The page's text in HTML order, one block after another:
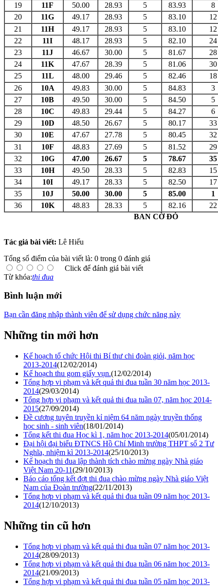
19
11F 50.00 28.93 5 83.93
8
20
11G 49.17 28.93 5 83.10
12
21
11H 49.17 28.93 5 83.10
12
22
11I 48.17 28.93 5 82.10
24
23
11J 46.67 30.00 5 81.67
28
24
11K 47.67 28.39 5 81.06
30
25
11L 48.00 29.46 5 82.46
18
26
10A 49.83 30.00 5 84.83
3
27
10B 49.50 30.00 5 84.50
5
28
10C 49.83 29.44 5 84.27
6
29
10D 48.50 26.67 5 80.17
33
30
10E 47.67 27.78 5 80.45
32
31
10F 48.83 27.69 5 81.52
29
32
10G 47.00 26.67 5 78.67
35
33
10H 49.50 28.33 5 82.83
15
34
10I 49.17 28.33 5 82.50
17
35
10J 50.00 30.00 5 85.00
1
36
10K 48.83 28.33 5 82.16
22
BAN CỜ ĐỎ
Tác giả bài viết: Lê Hiếu
Tổng số điểm của bài viết là: 0 trong 0 đánh giá
Click để đánh giá bài viết
Từ khóa:thi đua
Bình luận mới
Bạn cần đăng nhập thành viên để sử dụng chức năng này
Những tin mới hơn
Kế hoạch tổ chức Hội thi Bí thư chi đoàn giỏi, năm học
2013-2014(12/02/2014)
Kế hoạch thu gom giấy vụn.(12/02/2014)
Tổng hợp vi phạm và kết quả thi đua tuần 30 năm học 2013-
2014(29/03/2014)
Tổng hợp vi phạm và kết quả thi đua tuần 07, năm học 2014-
2015(27/09/2014)
Đề cương tuyên truyền kỉ niệm 64 năm ngày truyền thống
học sinh - sinh viên(18/01/2014)
Tổng kết thi đua Học kì 1, năm học 2013-2014(05/01/2014)
Đại hội đại biểu ĐTNCS Hồ Chí Minh trường THPT số 2 Tư
Nghĩa, nhiệm kì 2013-2014(25/10/2013)
Kế hoạch thi đua lập thành tích chào mừng ngày Nhà giáo
Việt Nam 20-11(29/10/2013)
Báo cáo tổng kết đợt thi đua chào mừng ngày Nhà giáo Việt
Nam của Đoàn trường(22/11/2013)
Tổng hợp vi phạm và kết quả thi đua tuần 09 năm học 2013-
2014(12/10/2013)
Những tin cũ hơn
Tổng hợp vi phạm và kết quả thi đua tuần 07 năm học 2013-
2014(28/09/2013)
Tổng hợp vi phạm và kết quả thi đua tuần 06 năm học 2013-
2014(21/09/2013)
Tổng hợp vi phạm và kết quả thi đua tuần 05 năm học 2013-